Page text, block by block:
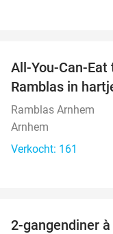
All-You-Can-
Ramblas in
Ramblas Arnhem
Arnhem
Verkocht: 161
2-gangendiner